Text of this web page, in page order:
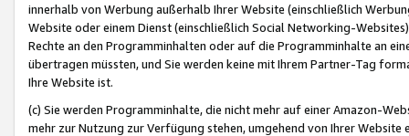
innerhalb von Werbung außerhalb Ihrer Website (einschließlich
Website oder einem Dienst (einschließlich Social Networking-
Rechte an den Programminhalten oder auf die Programminhalte an
übertragen müssten, und Sie werden keine mit Ihrem Partner-Tag
Ihre Website ist.
(c) Sie werden Programminhalte, die nicht mehr auf einer Amazon-
mehr zur Nutzung zur Verfügung stehen, umgehend von Ihrer